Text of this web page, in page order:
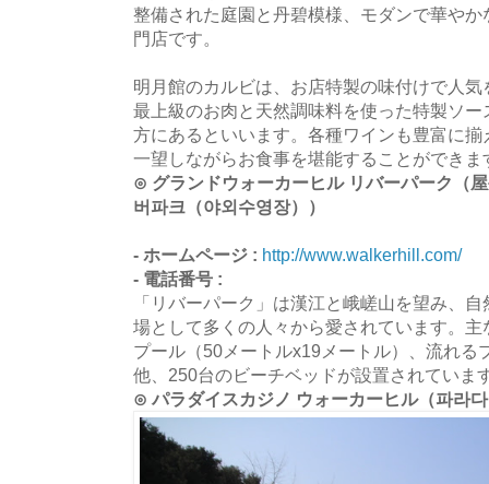
整備された庭園と丹碧模様、モダンで華や
門店です。
明月館のカルビは、お店特製の味付けで人
最上級のお肉と天然調味料を使った特製ソ
方にあるといいます。各種ワインも豊富に
一望しながらお食事を堪能することができま
⊙ グランドウォーカーヒル リバーパーク（
버파크（야외수영장））
- ホームページ : http://www.walkerhill.com/
- 電話番号 :
「リバーパーク」は漢江と峨嵯山を望み、
場として多くの人々から愛されています。
プール（50メートルx19メートル）、流れる
他、250台のビーチベッドが設置されていま
⊙ パラダイスカジノ ウォーカーヒル（파라